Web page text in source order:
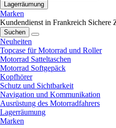
Lagerräumung
Marken
Kundendienst in Frankreich Sichere
Suchen
Neuheiten
Topcase für Motorrad und Roller
Motorrad Satteltaschen
Motorrad Softgepäck
Kopfhörer
Schutz und Sichtbarkeit
Navigation und Kommunikation
Ausrüstung des Motorradfahrers
Lagerräumung
Marken